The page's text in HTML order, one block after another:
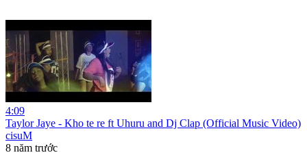
4:09
Taylor Jaye - Kho te re ft Uhuru and Dj Clap (Official Music Video)
cisuM
8 năm trước